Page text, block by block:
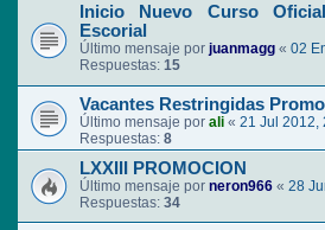
Inicio Nuevo Curso
Escorial
Último mensaje por juanmagg « 02
Respuestas: 15
Vacantes Restringidas
Último mensaje por ali « 21 Jul 2012,
Respuestas: 8
LXXIII PROMOCION
Último mensaje por neron966 « 28
Respuestas: 34